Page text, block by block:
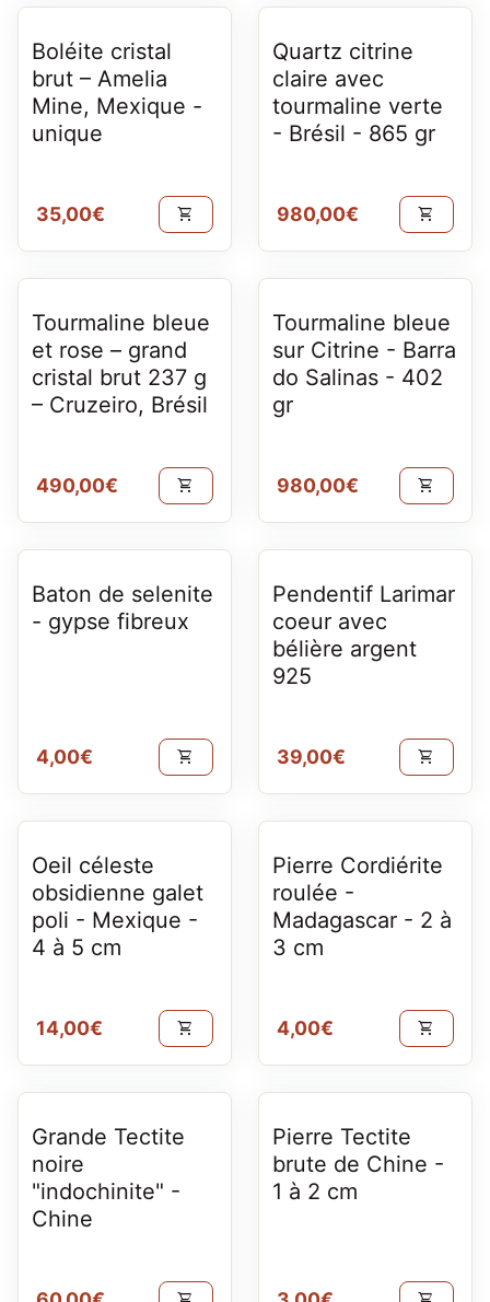
Boléite cristal
brut – Amelia
Mine, Mexique -
unique
Prix normal
35,00€ shopping_cart
Quartz citrine
claire avec
tourmaline verte
- Brésil - 865 gr
Prix normal
980,00€ shopping_cart
Tourmaline bleue
et rose – grand
cristal brut 237 g
– Cruzeiro, Brésil
Prix normal
490,00€ shopping_cart
Tourmaline bleue
sur Citrine - Barra
do Salinas - 402
gr
Prix normal
980,00€ shopping_cart
Baton de selenite
- gypse fibreux
Prix normal
4,00€ shopping_cart
Pendentif Larimar
coeur avec
bélière argent
925
Prix normal
39,00€ shopping_cart
Oeil céleste
obsidienne galet
poli - Mexique -
4 à 5 cm
Prix normal
14,00€ shopping_cart
Pierre Cordiérite
roulée -
Madagascar - 2 à
3 cm
Prix normal
4,00€ shopping_cart
Grande Tectite
noire
"indochinite" -
Chine
Prix normal
Pierre Tectite
brute de Chine -
1 à 2 cm
Prix normal